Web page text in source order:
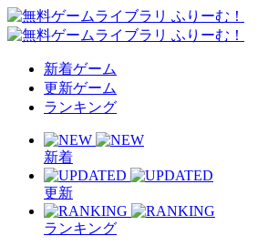
新着ゲーム
更新ゲーム
ランキング
新着
更新
ランキング